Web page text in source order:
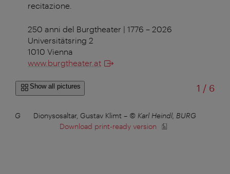
recitazione.
250 anni del Burgtheater | 1776 – 2026
Universitätsring 2
1010 Vienna
www.burgtheater.at
Show all pictures 1 /of
6
Dionysosaltar, Gustav Klimt – © Karl Heindl, BURG
Download print-ready version